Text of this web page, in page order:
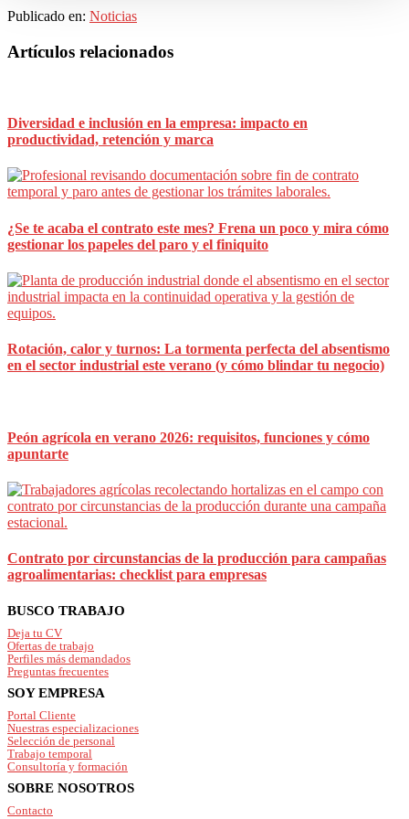
Publicado en: Noticias
Barra
Artículos relacionados
Diversidad e inclusión en la empresa: impacto en
productividad, retención y marca
¿Se te acaba el contrato este mes? Frena un poco y mira cómo
gestionar los papeles del paro y el finiquito
Rotación, calor y turnos: La tormenta perfecta del absentismo
en el sector industrial este verano (y cómo blindar tu negocio)
Peón agrícola en verano 2026: requisitos, funciones y cómo
apuntarte
Contrato por circunstancias de la producción para campañas
agroalimentarias: checklist para empresas
Footer
BUSCO TRABAJO
Deja tu CV
Ofertas de trabajo
Perfiles más demandados
Preguntas frecuentes
SOY EMPRESA
Portal Cliente
Nuestras especializaciones
Selección de personal
Trabajo temporal
Consultoría y formación
SOBRE NOSOTROS
Contacto